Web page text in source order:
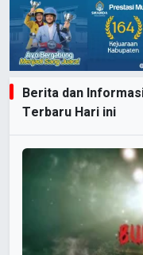
Berita dan
Terbaru Hari ini